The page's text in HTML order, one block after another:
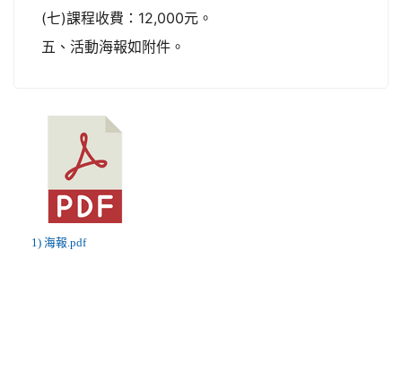
(七)課程收費：12,000元。
五、活動海報如附件。
1) 海報.pdf